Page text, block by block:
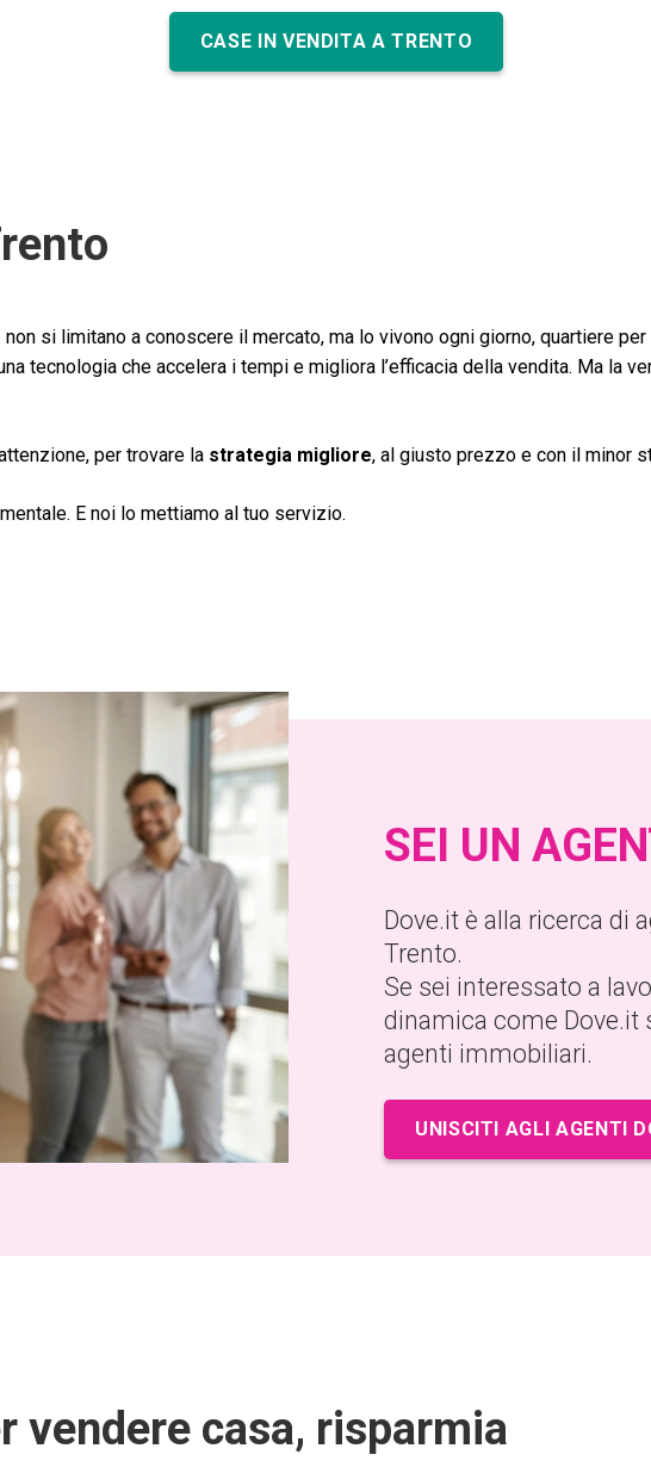
CASE IN VENDITA A TRENTO
non si limitano a conoscere il mercato, ma lo vivono ogni giorno, quartiere
tecnologia che accelera i tempi e migliora l’efficacia della vendita. Ma la
per trovare la strategia migliore, al giusto prezzo e con il minor
E noi lo mettiamo al tuo servizio.
SEI UN
Dove.it è alla ricerca di
Trento.
Se sei interessato a
dinamica come Dove.it
agenti immobiliari.
UNISCITI AGLI AGENTI
vendere casa, risparmia